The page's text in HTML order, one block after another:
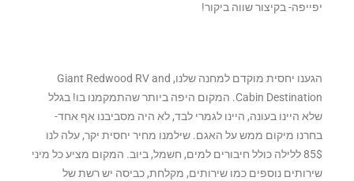
יפייפה- בקיצור שווה ביקור!
הגענו יחסית מוקדם למחנה שלנו, Giant Redwood RV and
Cabin Destination. המקום היפה ביותר שהתמקמנו בו! בגלל
שלא היינו בעונה, היינו לגמרי לבד, לא היה מסביבנו אף אחד-
בחרנו מיקום ממש על האגם. שילמנו מחיר יחסית יקר, עלה לנו
85$ ללילה כולל חיבורים למים, חשמל, ביוב. המקום מציע כל מיני
שירותים נוספים כמו שירותים, מקלחת, כביסה יש רשת של